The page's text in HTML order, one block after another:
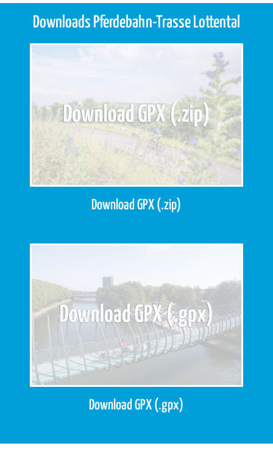
Downloads Pferdebahn-Trasse Lottental
Download GPX (.zip)
Download GPX (.gpx)